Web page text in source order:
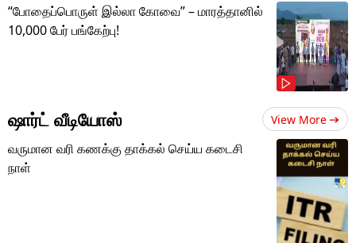
“போதைப்பொருள் இல்லா கோவை” – மாரத்தானில்
10,000 பேர் பங்கேற்பு!
ஷார்ட் வீடியோஸ் View More
வருமான வரி கணக்கு தாக்கல் செய்ய கடைசி
நாள்